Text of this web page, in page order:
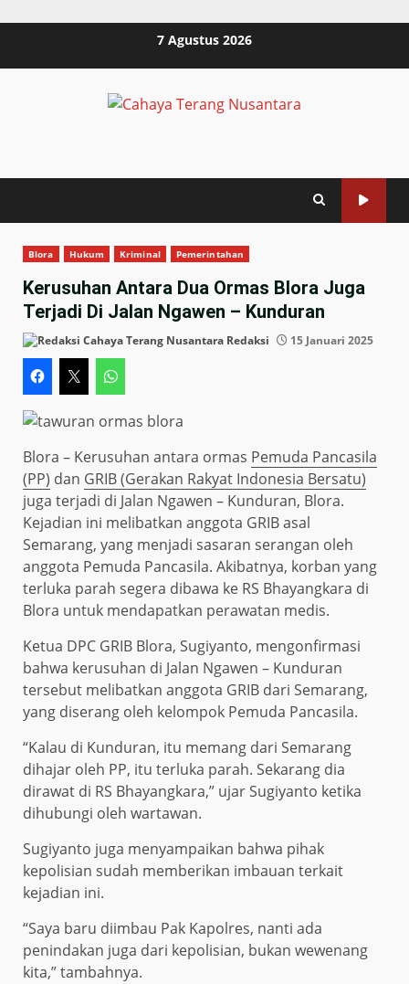
7 Agustus 2026
Blora Hukum Kriminal Pemerintahan
Kerusuhan Antara Dua Ormas Blora Juga
Terjadi Di Jalan Ngawen – Kunduran
Redaksi 15 Januari 2025
Blora – Kerusuhan antara ormas Pemuda Pancasila
(PP) dan GRIB (Gerakan Rakyat Indonesia Bersatu)
juga terjadi di Jalan Ngawen – Kunduran, Blora.
Kejadian ini melibatkan anggota GRIB asal
Semarang, yang menjadi sasaran serangan oleh
anggota Pemuda Pancasila. Akibatnya, korban yang
terluka parah segera dibawa ke RS Bhayangkara di
Blora untuk mendapatkan perawatan medis.
Ketua DPC GRIB Blora, Sugiyanto, mengonfirmasi
bahwa kerusuhan di Jalan Ngawen – Kunduran
tersebut melibatkan anggota GRIB dari Semarang,
yang diserang oleh kelompok Pemuda Pancasila.
“Kalau di Kunduran, itu memang dari Semarang
dihajar oleh PP, itu terluka parah. Sekarang dia
dirawat di RS Bhayangkara,” ujar Sugiyanto ketika
dihubungi oleh wartawan.
Sugiyanto juga menyampaikan bahwa pihak
kepolisian sudah memberikan imbauan terkait
kejadian ini.
“Saya baru diimbau Pak Kapolres, nanti ada
penindakan juga dari kepolisian, bukan wewenang
kita,” tambahnya.